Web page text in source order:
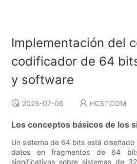
Implementación del
codificador de 64
y software
2025-07-06 HCSTCOM
Los conceptos básicos de los
Un sistema de 64 bits está
datos en fragmentos de 64
significativas sobre sistemas de